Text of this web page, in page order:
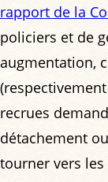
rapport de la
policiers et de
augmentation,
recrues
détachement
tourner vers